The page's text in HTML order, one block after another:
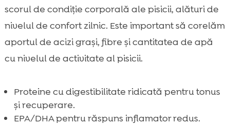
scorul de condiție corporală ale pisicii, alături de
nivelul de confort zilnic. Este important să corelăm
aportul de acizi grași, fibre și cantitatea de apă
cu nivelul de activitate al pisicii.
Proteine cu digestibilitate ridicată pentru tonus
și recuperare.
EPA/DHA pentru răspuns inflamator redus.